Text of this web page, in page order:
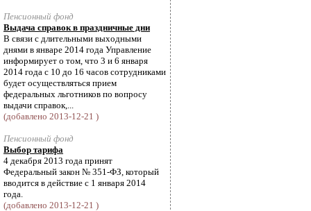
Пенсионный фонд
Выдача справок в праздничные дни
В связи с длительными выходными
днями в январе 2014 года Управление
информирует о том, что 3 и 6 января
2014 года с 10 до 16 часов сотрудниками
будет осуществляться прием
федеральных льготников по вопросу
выдачи справок,...
(добавлено 2013-12-21 )
Пенсионный фонд
Выбор тарифа
4 декабря 2013 года принят
Федеральный закон № 351-ФЗ, который
вводится в действие с 1 января 2014
года.
(добавлено 2013-12-21 )